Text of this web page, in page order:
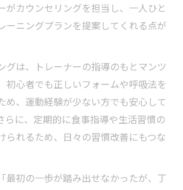
がカウンセリングを担当し、一人ひと
ーニングプランを提案してくれる点が
グは、トレーナーの指導のもとマンツ
初心者でも正しいフォームや呼吸法を
め、運動経験が少ない方でも安心して
らに、定期的に食事指導や生活習慣の
られるため、日々の習慣改善にもつな
最初の一歩が踏み出せなかったが、丁